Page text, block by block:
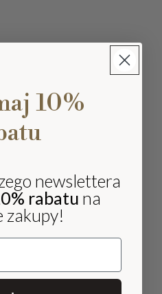
10%
newslettera
rabatu na
zakupy!